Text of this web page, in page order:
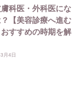
科医・外科医にな
【美容診療へ進む
すすめの時期を解
月4日